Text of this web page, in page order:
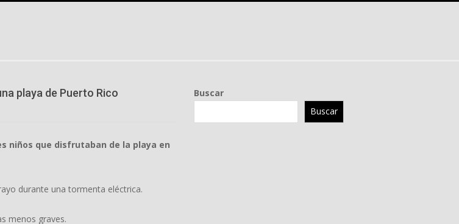
playa de Puerto Rico
niños que disfrutaban de la playa en
durante una tormenta eléctrica.
menos graves.
Buscar
Buscar